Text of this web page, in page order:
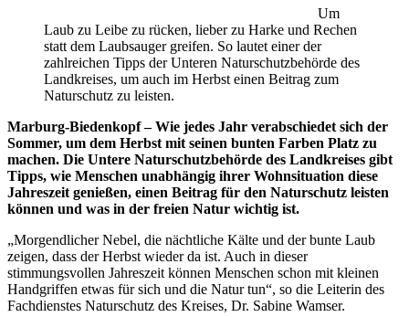
Um
Laub zu Leibe zu rücken, lieber zu Harke und Rechen
statt dem Laubsauger greifen. So lautet einer der
zahlreichen Tipps der Unteren Naturschutzbehörde des
Landkreises, um auch im Herbst einen Beitrag zum
Naturschutz zu leisten.
Marburg-Biedenkopf – Wie jedes Jahr verabschiedet sich der
Sommer, um dem Herbst mit seinen bunten Farben Platz zu
machen. Die Untere Naturschutzbehörde des Landkreises gibt
Tipps, wie Menschen unabhängig ihrer Wohnsituation diese
Jahreszeit genießen, einen Beitrag für den Naturschutz leisten
können und was in der freien Natur wichtig ist.
„Morgendlicher Nebel, die nächtliche Kälte und der bunte Laub
zeigen, dass der Herbst wieder da ist. Auch in dieser
stimmungsvollen Jahreszeit können Menschen schon mit kleinen
Handgriffen etwas für sich und die Natur tun“, so die Leiterin des
Fachdienstes Naturschutz des Kreises, Dr. Sabine Wamser.